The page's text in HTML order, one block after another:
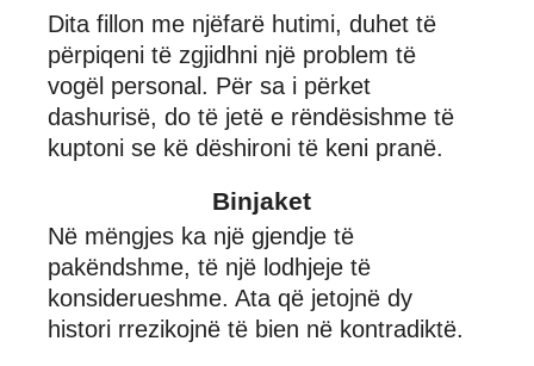
Dita fillon me njëfarë hutimi, duhet të
përpiqeni të zgjidhni një problem të
vogël personal. Për sa i përket
dashurisë, do të jetë e rëndësishme të
kuptoni se kë dëshironi të keni pranë.
Binjaket
Në mëngjes ka një gjendje të
pakëndshme, të një lodhjeje të
konsiderueshme. Ata që jetojnë dy
histori rrezikojnë të bien në kontradiktë.